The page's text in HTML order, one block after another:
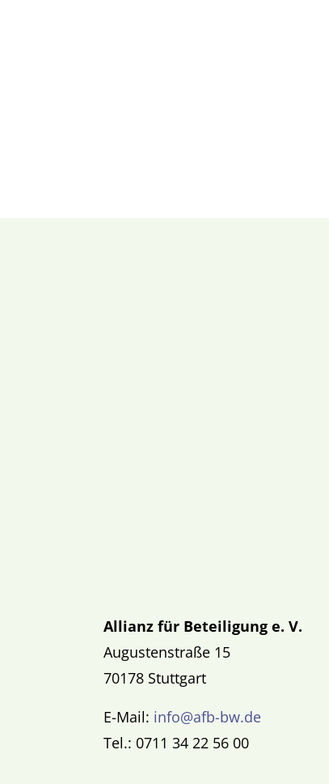
Allianz für Beteiligung e. V.
Augustenstraße 15
70178 Stuttgart
E-Mail: info@afb-bw.de
Tel.: 0711 34 22 56 00